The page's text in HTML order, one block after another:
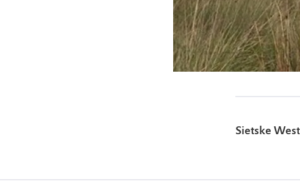
Sietske